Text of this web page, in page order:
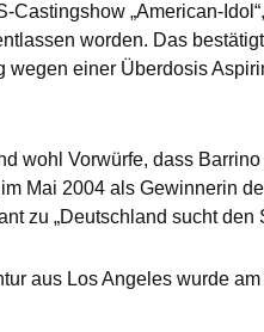
Castingshow „American-
worden. Das
wegen einer Überdosis
wohl Vorwürfe, dass
Mai 2004 als Gewinnerin
zu „Deutschland sucht den
aus Los Angeles wurde